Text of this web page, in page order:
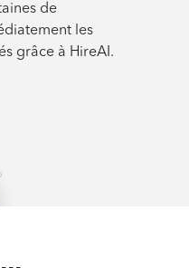
de
les
grâce à HireAI.